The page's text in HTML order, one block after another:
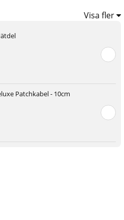
Visa fler
Patchkabel - 10cm